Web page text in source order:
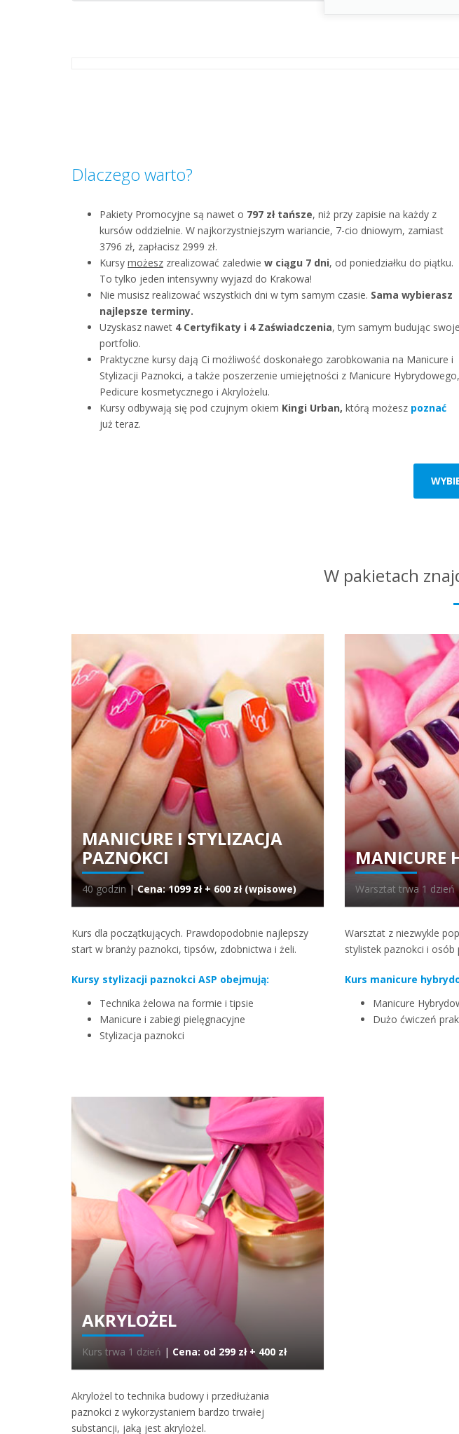
Dlaczego warto?
Pakiety Promocyjne są nawet o 797 zł tańsze, niż przy zapisie na każdy z
kursów oddzielnie. W najkorzystniejszym wariancie, 7-cio dniowym, zamiast
3796 zł, zapłacisz 2999 zł.
Kursy możesz zrealizować zaledwie w ciągu 7 dni, od poniedziałku do piątku.
To tylko jeden intensywny wyjazd do Krakowa!
Nie musisz realizować wszystkich dni w tym samym czasie. Sama wybierasz
najlepsze terminy.
Uzyskasz nawet 4 Certyfikaty i 4 Zaświadczenia, tym samym budując swoje
portfolio.
Praktyczne kursy dają Ci możliwość doskonałego zarobkowania na Manicure i
Stylizacji Paznokci, a także poszerzenie umiejętności z Manicure Hybrydowego,
Pedicure kosmetycznego i Akrylożelu.
Kursy odbywają się pod czujnym okiem Kingi Urban, którą możesz poznać
już teraz.
W pakietach
MANICURE I STYLIZACJA
PAZNOKCI
40 godzin |Cena: 1099 zł + 600 zł (wpisowe)
Kurs dla początkujących. Prawdopodobnie najlepszy
start w branży paznokci, tipsów, zdobnictwa i żeli.
Kursy stylizacji paznokci ASP obejmują:
Technika żelowa na formie i tipsie
Manicure i zabiegi pielęgnacyjne
Stylizacja paznokci
MANICURE
Warsztat trwa 1 dzień
Warsztat z niezwykle
stylistek paznokci i osób
Kurs manicure
Manicure
Dużo ćwiczeń
AKRYLOŻEL
Kurs trwa 1 dzień | Cena: od 299 zł + 400 zł
Akrylożel to technika budowy i przedłużania
paznokci z wykorzystaniem bardzo trwałej
substancji, jaką jest akrylożel.